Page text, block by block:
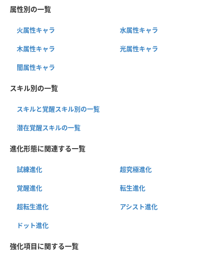
属性別の一覧
火属性キャラ 水属性キャラ
木属性キャラ 光属性キャラ
闇属性キャラ
スキル別の一覧
スキルと覚醒スキル別の一覧
潜在覚醒スキルの一覧
進化形態に関連する一覧
試練進化 超究極進化
覚醒進化 転生進化
超転生進化 アシスト進化
ドット進化
強化項目に関する一覧